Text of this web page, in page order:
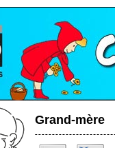
Grand-mère